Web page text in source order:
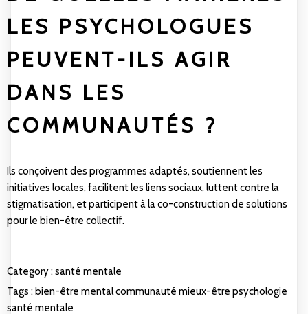
LES PSYCHOLOGUES
PEUVENT-ILS AGIR
DANS LES
COMMUNAUTÉS ?
Ils conçoivent des programmes adaptés, soutiennent les
initiatives locales, facilitent les liens sociaux, luttent contre la
stigmatisation, et participent à la co-construction de solutions
pour le bien-être collectif.
Category :santé mentale
Tags : bien-être mentalcommunauté mieux-être psychologie
santé mentale